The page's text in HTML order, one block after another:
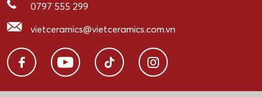
0797 555 299
vietceramics@vietceramics.com.vn